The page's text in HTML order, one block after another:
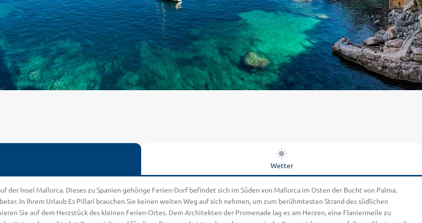
Wetter
Insel Mallorca. Dieses zu Spanien gehörige Ferien-Dorf befindet sich im Süden von Mallorca im Osten der Bucht von Palma.
In Ihrem Urlaub Es Pillarí brauchen Sie keinen weiten Weg auf sich nehmen, um zum berühmtesten Strand des südlichen
Sie auf dem Herzstück des kleinen Ferien-Ortes. Dem Architekten der Promenade lag es am Herzen, eine Flaniermeile zu